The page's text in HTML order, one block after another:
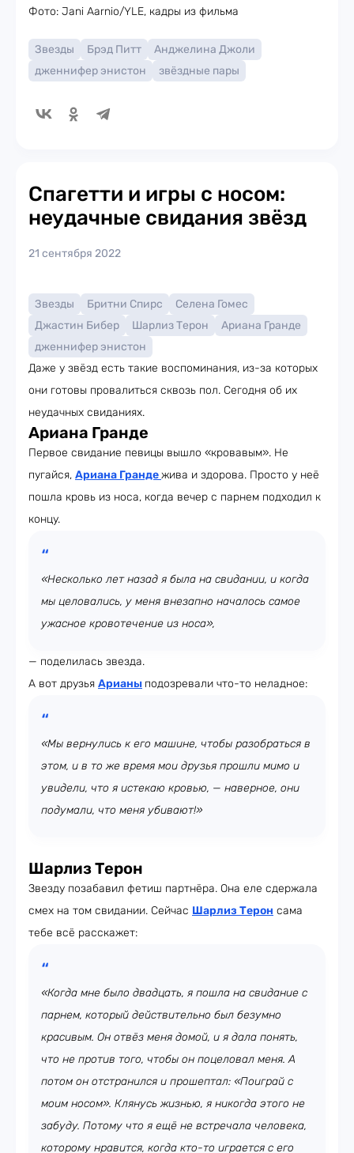
Фото: Jani Aarnio/YLE, кадры из фильма
Звезды Брэд Питт
Анджелина Джоли
дженнифер энистон
звёздные пары
Спагетти и игры с носом:
неудачные свидания звёзд
21 сентября 2022
Звезды Бритни Спирс
Селена Гомес
Джастин Бибер
Шарлиз Терон
Ариана Гранде
дженнифер энистон
Даже у звёзд есть такие воспоминания, из-за которых
они готовы провалиться сквозь пол. Сегодня об их
неудачных свиданиях.
Ариана Гранде
Первое свидание певицы вышло «кровавым». Не
пугайся, Ариана Грандежива и здорова. Просто у неё
пошла кровь из носа, когда вечер с парнем подходил к
концу.
«Несколько лет назад я была на свидании, и когда
мы целовались, у меня внезапно началось самое
ужасное кровотечение из носа»,
— поделилась звезда.
А вот друзья Арианы подозревали что-то неладное:
«Мы вернулись к его машине, чтобы разобраться в
этом, и в то же время мои друзья прошли мимо и
увидели, что я истекаю кровью, — наверное, они
подумали, что меня убивают!»
Шарлиз Терон
Звезду позабавил фетиш партнёра. Она еле сдержала
смех на том свидании. Сейчас Шарлиз Терон сама
тебе всё расскажет:
«Когда мне было двадцать, я пошла на свидание с
парнем, который действительно был безумно
красивым. Он отвёз меня домой, и я дала понять,
что не против того, чтобы он поцеловал меня. А
потом он отстранился и прошептал: «Поиграй с
моим носом». Клянусь жизнью, я никогда этого не
забуду. Потому что я ещё не встречала человека,
которому нравится, когда кто-то играется с его